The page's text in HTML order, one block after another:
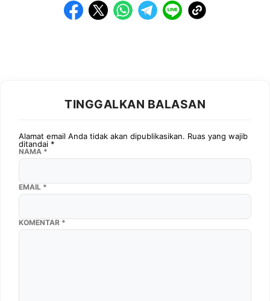
TINGGALKAN BALASAN
Alamat email Anda tidak akan dipublikasikan. Ruas yang wajib
ditandai *
KOMENTAR *
NAMA *
EMAIL *